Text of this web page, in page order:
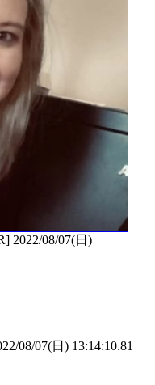
2022/08/07(日)
08/07(日) 13:14:10.81